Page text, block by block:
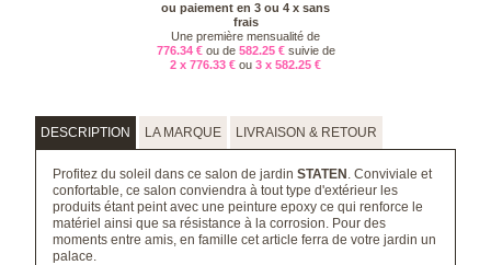
ou paiement en 3 ou 4 x sans
frais
Une première mensualité de
776.34 € ou de 582.25 € suivie de
2 x 776.33 € ou 3 x 582.25 €
DESCRIPTION LA MARQUE LIVRAISON & RETOUR
Profitez du soleil dans ce salon de jardinSTATEN . Conviviale et
confortable, ce salon conviendra à tout type d'extérieur les
produits étant peint avec une peinture epoxy ce qui renforce le
matériel ainsi que sa résistance à la corrosion. Pour des
moments entre amis, en famille cet article ferra de votre jardin un
palace.